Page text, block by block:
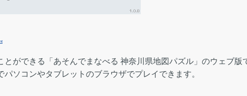
とができる「あそんでまなべる 神奈川県地図パズル」のウェブ版
ソコンやタブレットのブラウザでプレイできます。